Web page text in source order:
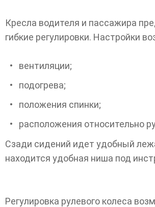
Кресла водителя и пассажира
гибкие регулировки. Настройки
вентиляции;
подогрева;
положения спинки;
расположения относительно
Сзади сидений идет удобный
находится удобная ниша под
Регулировка рулевого колеса